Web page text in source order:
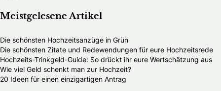
Meistgelesene Artikel
Die schönsten Hochzeitsanzüge in Grün
Die schönsten Zitate und Redewendungen für eure Hochzeitsrede
Hochzeits-Trinkgeld-Guide: So drückt ihr eure Wertschätzung aus
Wie viel Geld schenkt man zur Hochzeit?
20 Ideen für einen einzigartigen Antrag